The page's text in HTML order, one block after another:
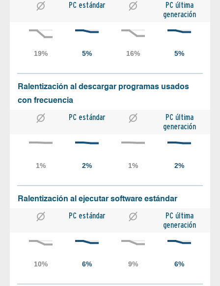
PC estándar
PC última
generación
Ralentización al descargar programas usados
con frecuencia
PC estándar
PC última
generación
Ralentización al ejecutar software estándar
PC estándar
PC última
generación